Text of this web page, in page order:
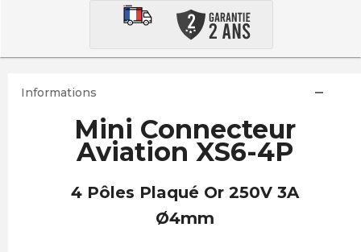
Informations
Mini Connecteur
Aviation XS6-4P
4 Pôles Plaqué Or 250V 3A
Ø4mm